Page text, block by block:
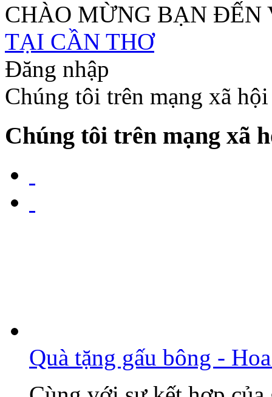
CHÀO MỪNG BẠN
TẠI CẦN THƠ
Đăng nhập
Chúng tôi trên mạng xã hội
Chúng tôi trên mạng xã
Quà tặng gấu bông -